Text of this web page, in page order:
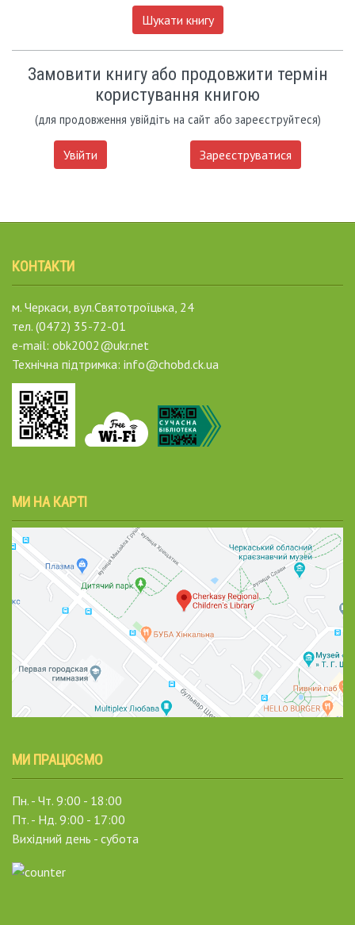
Шукати книгу
Замовити книгу або продовжити термін
користування книгою
(для продовження увійдіть на сайт або зареєструйтеся)
Увійти Зареєструватися
КОНТАКТИ
м. Черкаси, вул.Святотроїцька, 24
тел. (0472) 35-72-01
e-mail: obk2002@ukr.net
Технічна підтримка: info@chobd.ck.ua
МИ НА КАРТІ
МИ ПРАЦЮЄМО
Пн. - Чт. 9:00 - 18:00
Пт. - Нд. 9:00 - 17:00
Вихідний день - субота